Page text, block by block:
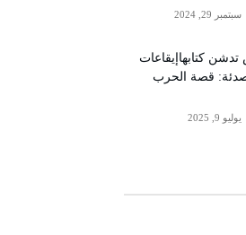
سبتمبر 29, 2024
كتابهاإيقاعات
قصة الحرب
يوليو 9, 2025